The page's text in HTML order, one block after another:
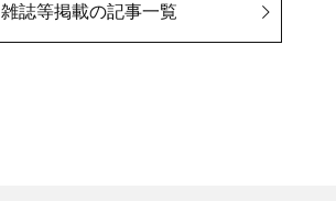
雑誌等掲載の記事一覧